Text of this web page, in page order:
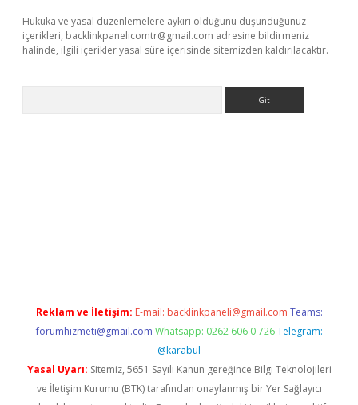
Hukuka ve yasal düzenlemelere aykırı olduğunu düşündüğünüz
içerikleri, backlinkpanelicomtr@gmail.com adresine bildirmeniz
halinde, ilgili içerikler yasal süre içerisinde sitemizden kaldırılacaktır.
Reklam ve İletişim: E-mail: backlinkpaneli@gmail.com Teams:
forumhizmeti@gmail.com Whatsapp: 0262 606 0 726 Telegram:
@karabul
Yasal Uyarı: Sitemiz, 5651 Sayılı Kanun gereğince Bilgi Teknolojileri
ve İletişim Kurumu (BTK) tarafından onaylanmış bir Yer Sağlayıcı